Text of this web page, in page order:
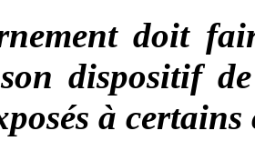
doit
dispositif
à